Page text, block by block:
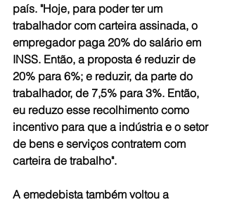
país. "Hoje, para poder ter um
trabalhador com carteira assinada, o
empregador paga 20% do salário em
INSS. Então, a proposta é reduzir de
20% para 6%; e reduzir, da parte do
trabalhador, de 7,5% para 3%. Então,
eu reduzo esse recolhimento como
incentivo para que a indústria e o setor
de bens e serviços contratem com
carteira de trabalho".
A emedebista também voltou a